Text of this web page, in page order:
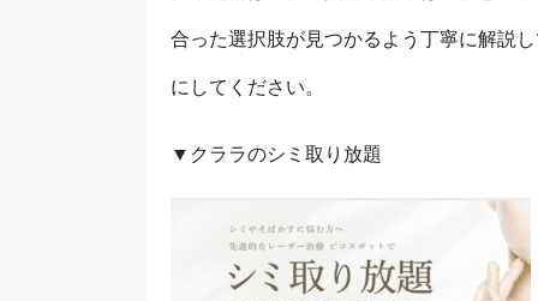
合った選択肢が見つかるよう丁寧に解説
にしてください。
▼クララのシミ取り放題